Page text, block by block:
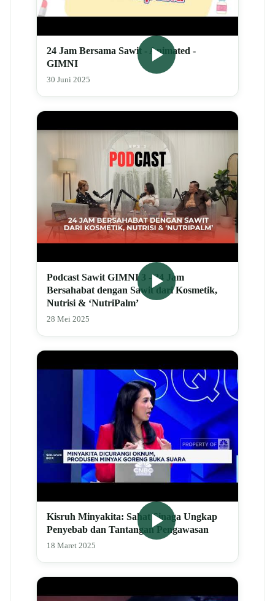
24 Jam Bersama Sawit - Animated -
GIMNI
30 Juni 2025
Podcast Sawit GIMNI 3 - 24 Jam
Bersahabat dengan Sawit dari Kosmetik,
Nutrisi & ‘NutriPalm’
28 Mei 2025
Kisruh Minyakita: Sahat Sinaga Ungkap
Penyebab dan Tantangan Pengawasan
18 Maret 2025